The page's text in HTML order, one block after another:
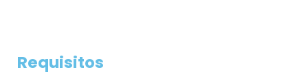
Requisitos